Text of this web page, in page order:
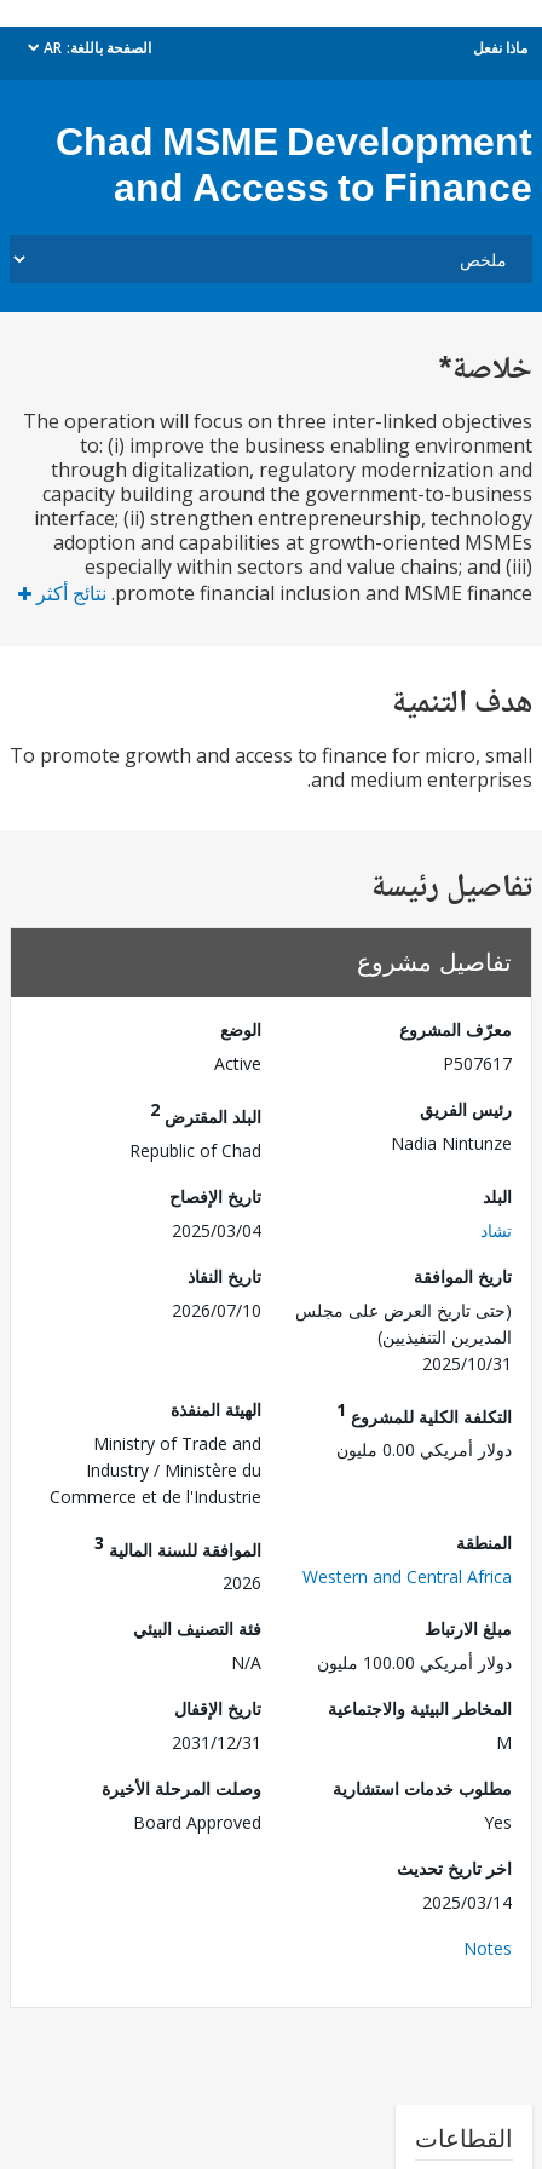
الصفحة باللغة: AR
dropdown
Chad MSME
and Access to
The operation will focus on three inter-linked
to: (i) improve the business enabling
through digitalization, regulatory
capacity building around the government-to-
interface; (ii) strengthen entrepreneurship,
adoption and capabilities at growth-oriented
especially within sectors and value chains;
promote financial inclusion and MSME نتائج أكثر
To promote growth and access to finance for
and medium
رئيسة
مشروع
المشروع
الفريق
Nadia
البلد المقترض
Republic of Chad
تاريخ الإفصاح
2025/03/04
الموافقة
تاريخ العرض على مجلس
التنفيذيين)
2025/
تاريخ النفاذ
2026/07/10
الكلية للمشروع1
0.00 مليون
الهيئة المنفذة
Ministry of Trade and
Industry / Ministère du
Commerce et de l'Industrie
Western and Central
الموافقة للسنة المالية3
2026
100.00 مليون
فئة التصنيف البيئي
N/A
البيئية والاجتماعية
تاريخ الإقفال
2031/12/31
خدمات استشارية
وصلت المرحلة الأخيرة
Board Approved
تحديث
2025/